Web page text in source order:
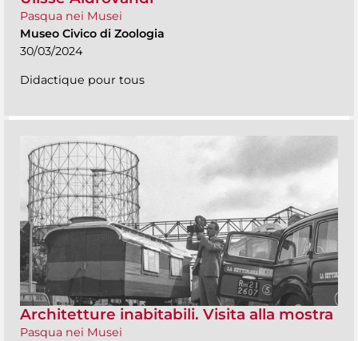
Pasqua nei Musei
Museo Civico di Zoologia
30/03/2024
Didactique pour tous
Architetture inabitabili. Visita alla mostra
Pasqua nei Musei